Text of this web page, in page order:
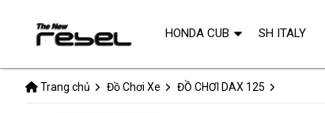
Trang chủ Đồ Chơi Xe ĐỒ CHƠI DAX 125
HONDA CUB SH ITALY